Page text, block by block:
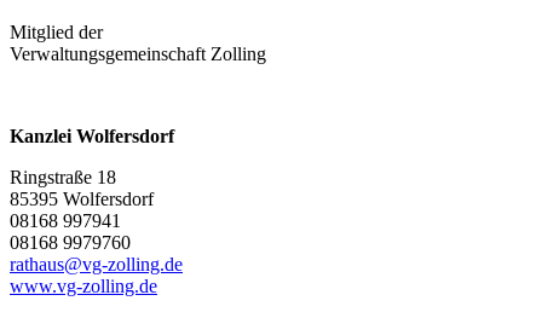
Mitglied der
Verwaltungsgemeinschaft Zolling
Kanzlei Wolfersdorf
Ringstraße 18
85395 Wolfersdorf
08168 997941
08168 9979760
rathaus@vg-zolling.de
www.vg-zolling.de